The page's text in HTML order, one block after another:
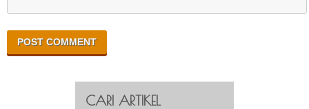
CARI ARTIKEL